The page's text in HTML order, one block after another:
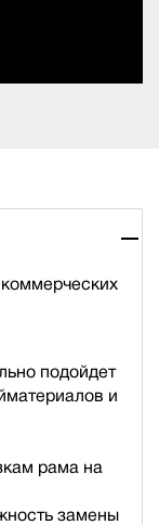
подойдет
и
рама на
замены